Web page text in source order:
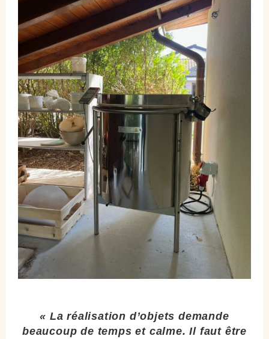
« La réalisation d’objets demande
beaucoup de temps et calme. Il faut être